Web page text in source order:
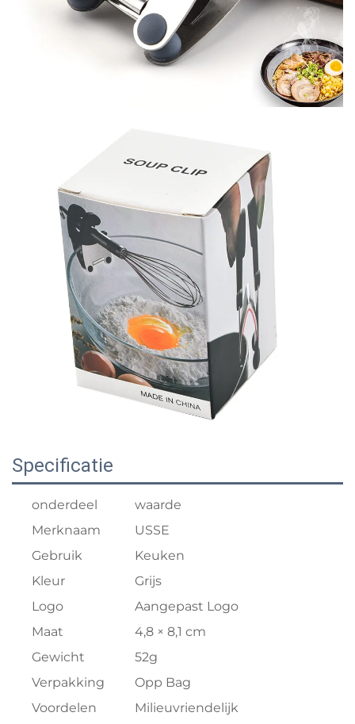
Specificatie
onderdeel
waarde
Merknaam
USSE
Gebruik
Keuken
Kleur
Grijs
Logo
Aangepast Logo
Maat
4,8 × 8,1 cm
Gewicht
52g
Verpakking
Opp Bag
Voordelen
Milieuvriendelijk